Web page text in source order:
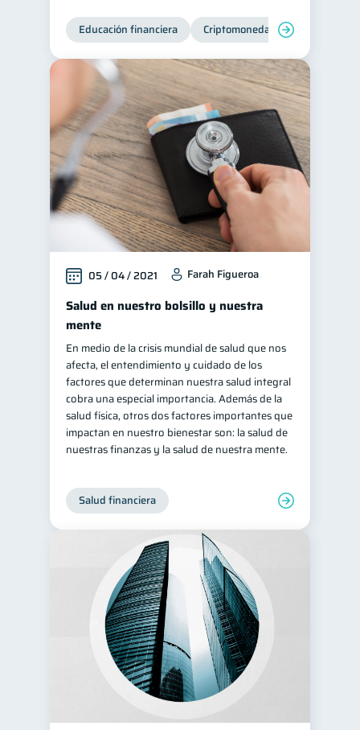
Educación financiera Criptomonedas
05 / 04 / 2021 Farah Figueroa
Salud en nuestro bolsillo y nuestra
mente
En medio de la crisis mundial de salud que nos
afecta, el entendimiento y cuidado de los
factores que determinan nuestra salud integral
cobra una especial importancia. Además de la
salud física, otros dos factores importantes que
impactan en nuestro bienestar son: la salud de
nuestras finanzas y la salud de nuestra mente.
Salud financiera